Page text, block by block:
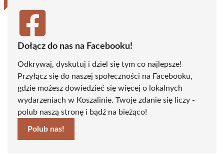
Dołącz do nas na Facebooku!
Odkrywaj, dyskutuj i dziel się tym co najlepsze!
Przyłącz się do naszej społeczności na Facebooku,
gdzie możesz dowiedzieć się więcej o lokalnych
wydarzeniach w Koszalinie. Twoje zdanie się liczy -
polub naszą stronę i bądź na bieżąco!
Polub nas!